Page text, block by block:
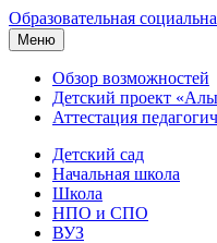
Образовательная
Меню
Обзор возможностей
Детский проект
Аттестация
Детский сад
Начальная школа
Школа
НПО и СПО
ВУЗ